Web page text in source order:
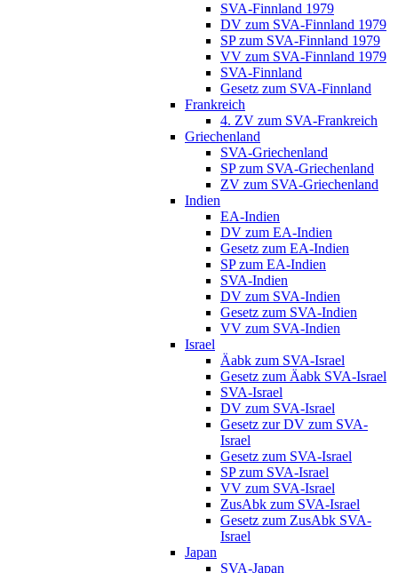
SVA-Finnland 1979
DV zum SVA-Finnland 1979
SP zum SVA-Finnland 1979
VV zum SVA-Finnland 1979
SVA-Finnland
Gesetz zum SVA-Finnland
Frankreich
4. ZV zum SVA-Frankreich
Griechenland
SVA-Griechenland
SP zum SVA-Griechenland
ZV zum SVA-Griechenland
Indien
EA-Indien
DV zum EA-Indien
Gesetz zum EA-Indien
SP zum EA-Indien
SVA-Indien
DV zum SVA-Indien
Gesetz zum SVA-Indien
VV zum SVA-Indien
Israel
Äabk zum SVA-Israel
Gesetz zum Äabk SVA-Israel
SVA-Israel
DV zum SVA-Israel
Gesetz zur DV zum SVA-
Israel
Gesetz zum SVA-Israel
SP zum SVA-Israel
VV zum SVA-Israel
ZusAbk zum SVA-Israel
Gesetz zum ZusAbk SVA-
Israel
Japan
SVA-Japan